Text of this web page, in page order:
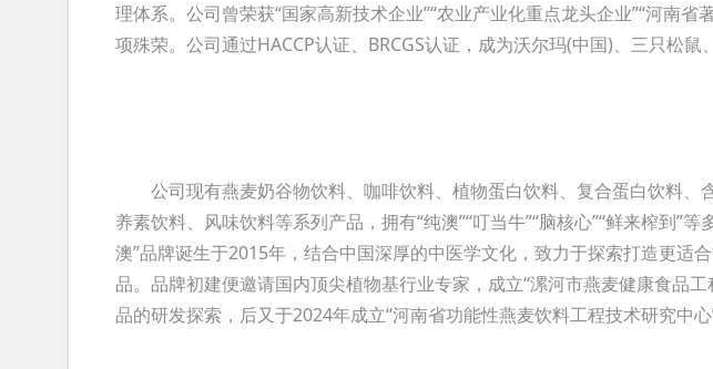
理体系。公司曾荣获“国家高新技术企业”“农业产业化重点龙头企业”“河南省
项殊荣。公司通过HACCP认证、BRCGS认证，成为沃尔玛(中国)、三只松鼠
公司现有燕麦奶谷物饮料、咖啡饮料、植物蛋白饮料、复合蛋白饮料、
养素饮料、风味饮料等系列产品，拥有“纯澳”“叮当牛”“脑核心”“鲜来榨到”
澳”品牌诞生于2015年，结合中国深厚的中医学文化，致力于探索打造更适
品。品牌初建便邀请国内顶尖植物基行业专家，成立“漯河市燕麦健康食品
品的研发探索，后又于2024年成立“河南省功能性燕麦饮料工程技术研究中心